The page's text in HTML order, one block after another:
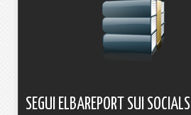
SEGUI ELBAREPORT SUI SOCIALS